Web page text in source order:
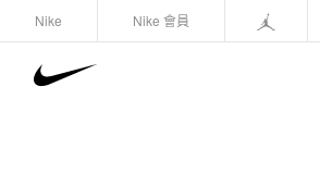
Nike Nike 會員